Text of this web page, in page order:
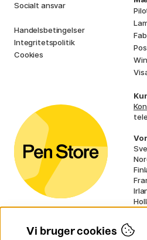
Socialt ansvar
Handelsbetingelser
Integritetspolitik
Cookies
EU
Vi bruger cookies